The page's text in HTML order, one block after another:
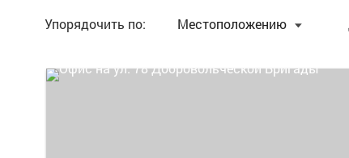
Упорядочить по: Местоположению